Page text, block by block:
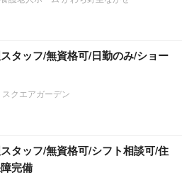
スタッフ/無資格可/日勤のみ/ショー
クエアガーデン
スタッフ/無資格可/シフト相談可/住
完備